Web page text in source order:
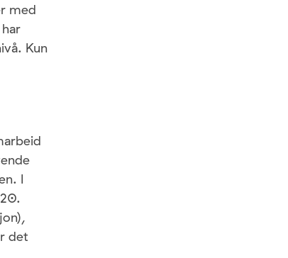
med
Kun
I
det